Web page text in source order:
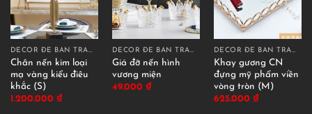
DECOR ĐỂ BÀN TRANG TRÍ
Chân nến kim loại
mạ vàng kiểu điêu
khắc (S)
1.200.000 ₫
DECOR ĐỂ BÀN TRANG TRÍ
Giá đỡ nến hình
vương miện
49.000 ₫
DECOR ĐỂ BÀN TRANG TRÍ
Khay gương CN
đựng mỹ phẩm viền
vòng tròn (M)
625.000 ₫